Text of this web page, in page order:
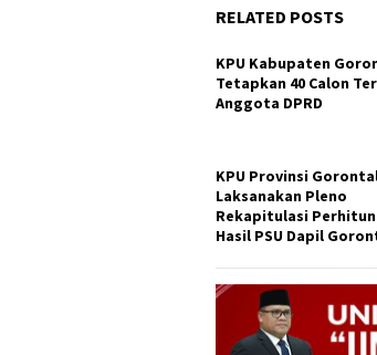
RELATED POSTS
KPU Kabupaten
Tetapkan 40 Calon
Anggota DPRD
KPU Provinsi
Laksanakan Pleno
Rekapitulasi
Hasil PSU Dapil